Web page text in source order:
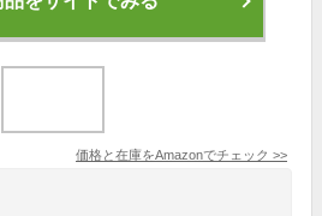
価格と在庫をAmazonでチェック >>